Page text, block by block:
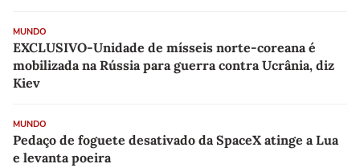
MUNDO
EXCLUSIVO-Unidade de mísseis norte-coreana é
mobilizada na Rússia para guerra contra Ucrânia, diz
Kiev
MUNDO
Pedaço de foguete desativado da SpaceX atinge a Lua
e levanta poeira